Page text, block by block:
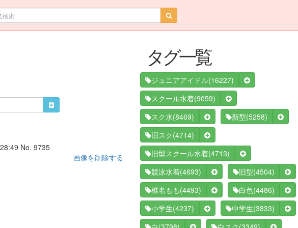
No. 9735
画像を削除する
タグ一覧
ジュニアアイドル(16227)
スクール水着(9059)
スク水(8469) 新型(5258)
旧スク (4714)
旧型スクール水着(4713)
競泳水着(4693) 旧型(4504)
椎名もも (4493) 白色(4486)
小学生(4237) 中学生(3833)